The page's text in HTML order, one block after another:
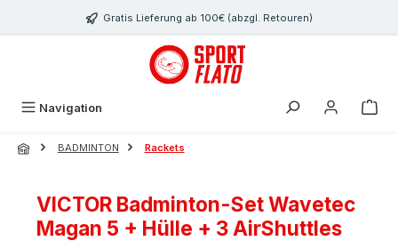
Zum Hauptinhalt springenGratis Lieferung ab 100€ (abzgl. Retouren)
Navigation
BADMINTON Rackets
VICTOR Badminton-Set Wavetec
Magan 5 + Hülle + 3 AirShuttles